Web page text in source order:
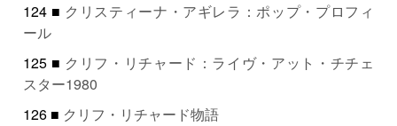
124 ■ クリスティーナ・アギレラ：ポップ・プロフィ
ール
125 ■ クリフ・リチャード：ライヴ・アット・チチェ
スター1980
126 ■ クリフ・リチャード物語